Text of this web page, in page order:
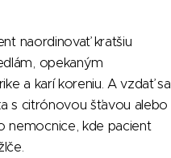
naordinovať kratšiu
opekaným
a karí koreniu. A vzdať sa
s citrónovou šťavou alebo
nemocnice, kde pacient